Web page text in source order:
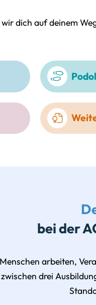
dich auf deinem
bei der
arbeiten,
drei